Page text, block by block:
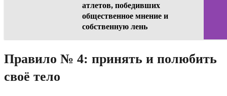
атлетов, победивших
общественное мнение и
собственную лень
Правило № 4: принять и полюбить
своё тело